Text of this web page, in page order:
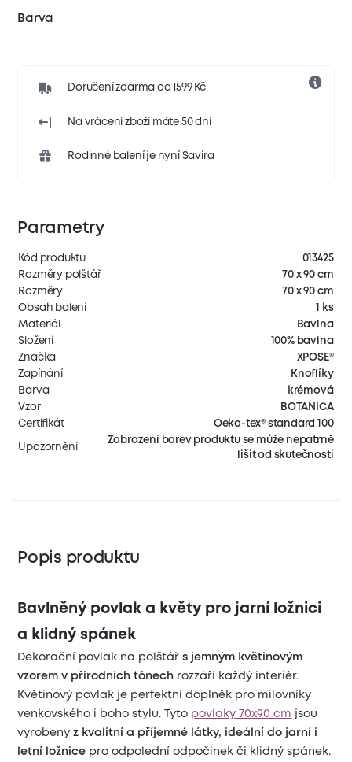
Barva
Doručení zdarma od 1599 Kč
Na vrácení zboží máte 50 dní
Rodinné balení je nyní Savira
Parametry
Kód produktu
013425
Rozměry polštář
70 x 90 cm
Rozměry
70 x 90 cm
Obsah balení
1 ks
Materiál
Bavlna
Složení
100% bavlna
Značka
XPOSE®
Zapínání
Knoflíky
Barva
krémová
Vzor
BOTANICA
Certifikát
Oeko-tex® standard 100
Upozornění
Zobrazení barev produktu se může nepatrně
lišit od skutečnosti
Popis produktu
Bavlněný povlak a květy pro jarní ložnici
a klidný spánek
Dekorační povlak na polštář s jemným květinovým
vzorem v přírodních tónech rozzáří každý interiér.
Květinový povlak je perfektní doplněk pro milovníky
venkovského i boho stylu. Tyto povlaky 70x90 cm jsou
vyrobenyz kvalitní a příjemné látky, ideální do jarní i
letní ložnice pro odpolední odpočinek či klidný spánek.